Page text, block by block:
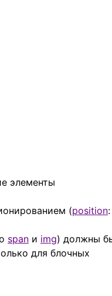
элементы
(position:
span и img) должны
для блочных